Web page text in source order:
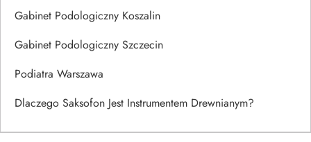
Gabinet Podologiczny Koszalin
Gabinet Podologiczny Szczecin
Podiatra Warszawa
Dlaczego Saksofon Jest Instrumentem Drewnianym?